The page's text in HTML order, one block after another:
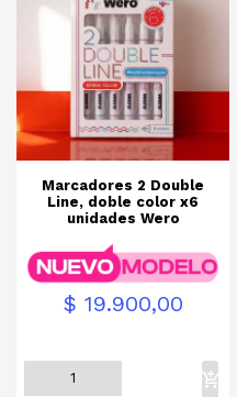
Marcadores 2 Double
Line, doble color x6
unidades Wero
$ 19.900,00